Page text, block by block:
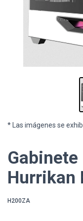
* Las imágenes se
Hurrikan
H200ZA